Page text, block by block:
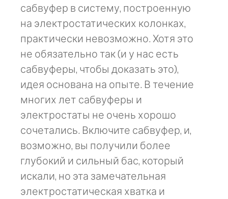
сабвуфер в систему, построенную
на электростатических колонках,
практически невозможно. Хотя это
не обязательно так (и у нас есть
сабвуферы, чтобы доказать это),
идея основана на опыте. В течение
многих лет сабвуферы и
электростаты не очень хорошо
сочетались. Включите сабвуфер, и,
возможно, вы получили более
глубокий и сильный бас, который
искали, но эта замечательная
электростатическая хватка и